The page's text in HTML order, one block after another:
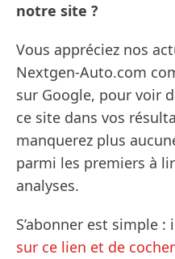
notre site ?
Vous appréciez nos
Nextgen-Auto.com
sur Google, pour voir
ce site dans vos
manquerez plus
parmi les premiers à
analyses.
S’abonner est simple
sur ce lien et de